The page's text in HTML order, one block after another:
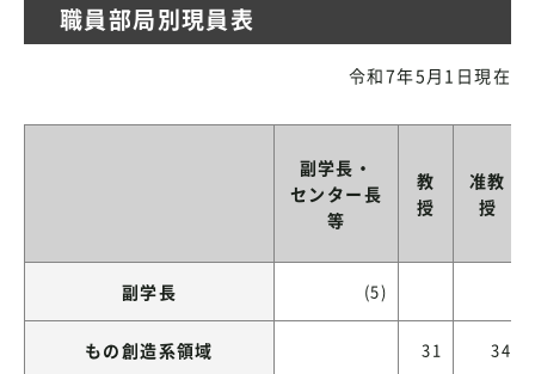
職員部局別現員表
令和7年5月1日現在
副学長・
センター長
等
教
授
准教
授
副学長 (5)
もの創造系領域 31 34